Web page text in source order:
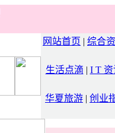
网站首页 | 综合
生活点滴 | I T 资
华夏旅游 | 创业